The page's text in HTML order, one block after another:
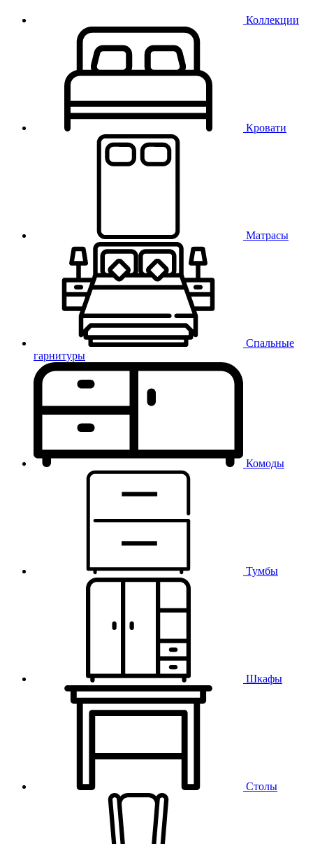
Коллекции
Кровати
Матрасы
Спальные
гарнитуры
Комоды
Тумбы
Шкафы
Столы